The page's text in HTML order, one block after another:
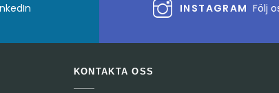
INSTAGRAM Följ
KONTAKTA OSS